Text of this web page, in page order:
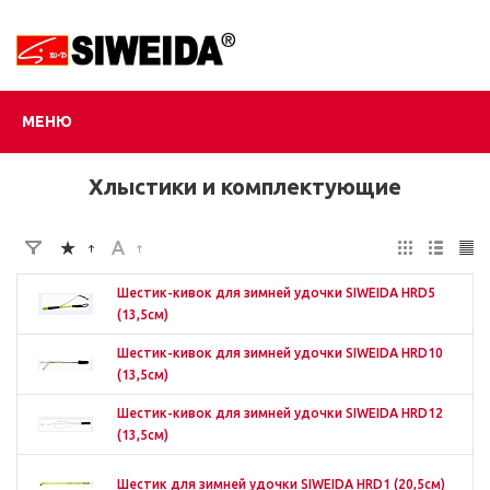
МЕНЮ
Хлыстики и комплектующие
Шестик-кивок для зимней удочки SIWEIDA HRD5
(13,5см)
Шестик-кивок для зимней удочки SIWEIDA HRD10
(13,5см)
Шестик-кивок для зимней удочки SIWEIDA HRD12
(13,5см)
Шестик для зимней удочки SIWEIDA HRD1 (20,5см)